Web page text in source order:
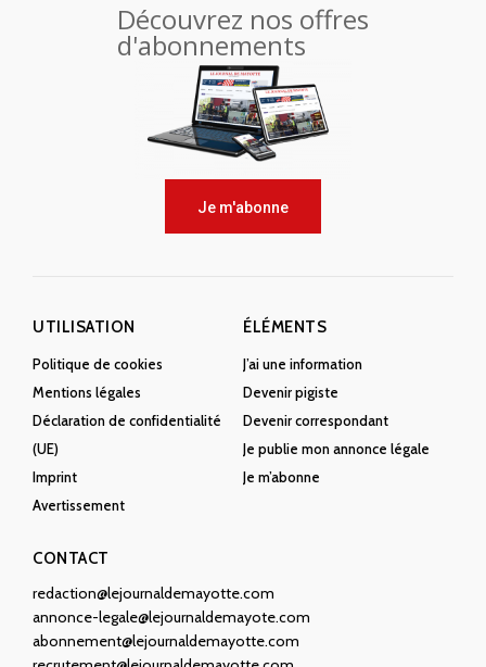
Découvrez nos offres
d'abonnements
Je m'abonne
UTILISATION
Politique de cookies
Mentions légales
Déclaration de confidentialité
(UE)
Imprint
Avertissement
ÉLÉMENTS
J’ai une information
Devenir pigiste
Devenir correspondant
Je publie mon annonce légale
Je m’abonne
CONTACT
redaction@lejournaldemayotte.com
annonce-legale@lejournaldemayote.com
abonnement@lejournaldemayotte.com